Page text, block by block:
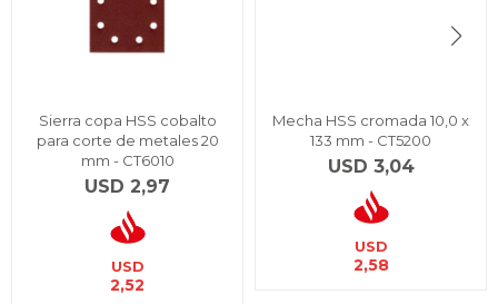
Sierra copa HSS cobalto
para corte de metales 20
mm - CT6010
USD 2,97
USD
2,52
Mecha HSS cromada 10,0 x
133 mm - CT5200
USD 3,04
USD
2,58